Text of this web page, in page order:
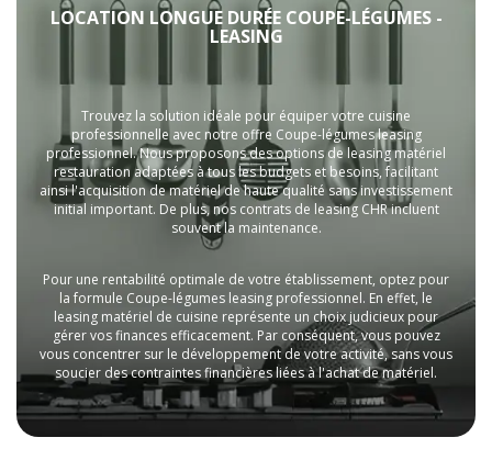
LOCATION LONGUE DURÉE COUPE-LÉGUMES -
LEASING
Trouvez la solution idéale pour équiper votre cuisine
professionnelle avec notre offre Coupe-légumes leasing
professionnel. Nous proposons des options de leasing matériel
restauration adaptées à tous les budgets et besoins, facilitant
ainsi l'acquisition de matériel de haute qualité sans investissement
initial important. De plus, nos contrats de leasing CHR incluent
souvent la maintenance.
Pour une rentabilité optimale de votre établissement, optez pour
la formule Coupe-légumes leasing professionnel. En effet, le
leasing matériel de cuisine représente un choix judicieux pour
gérer vos finances efficacement. Par conséquent, vous pouvez
vous concentrer sur le développement de votre activité, sans vous
soucier des contraintes financières liées à l'achat de matériel.